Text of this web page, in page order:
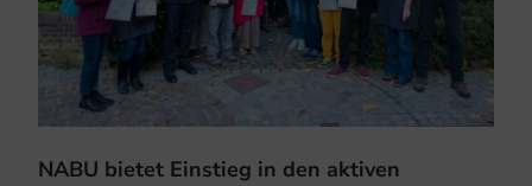
NABU bietet Einstieg in den aktiven